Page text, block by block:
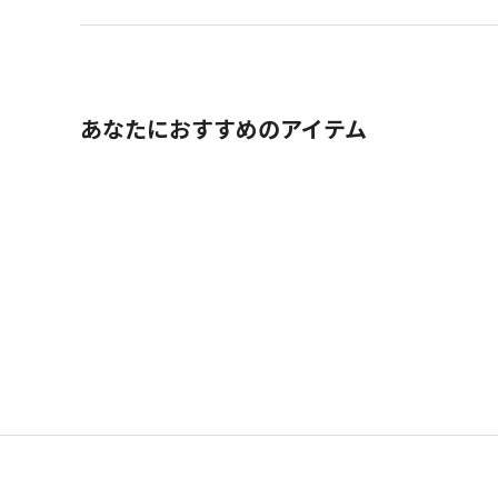
あなたにおすすめのアイテム